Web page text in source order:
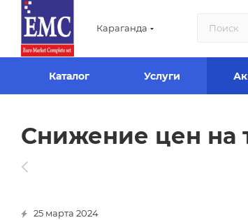
Караганда
Каталог Услуги
Снижение цен на
25 марта 2024